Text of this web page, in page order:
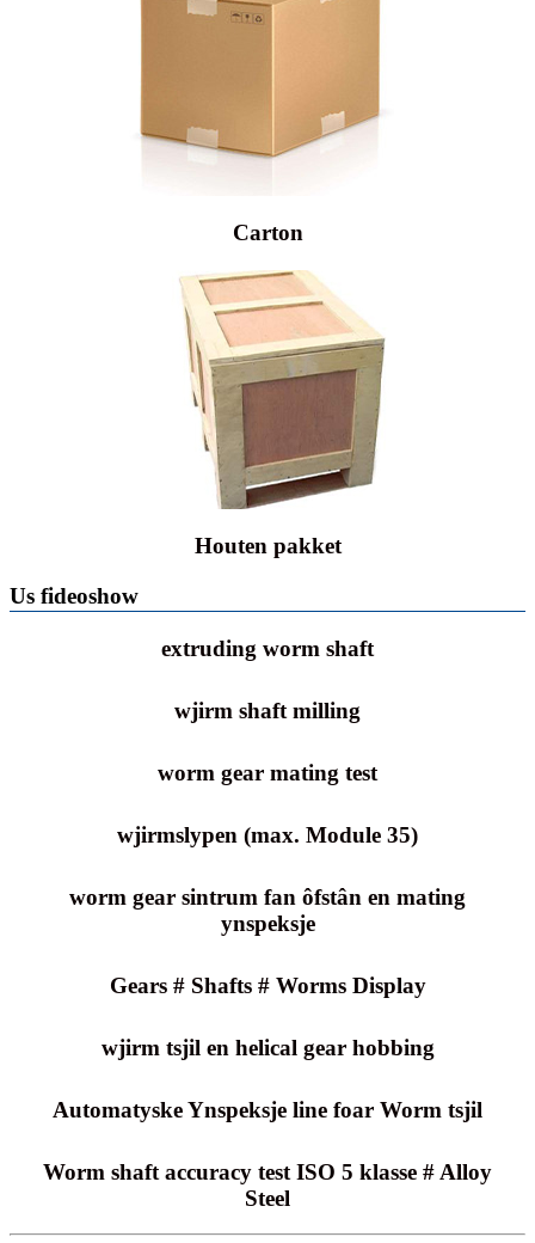
Carton
Houten pakket
Us fideoshow
extruding worm shaft
wjirm shaft milling
worm gear mating test
wjirmslypen (max. Module 35)
worm gear sintrum fan ôfstân en mating
ynspeksje
Gears # Shafts # Worms Display
wjirm tsjil en helical gear hobbing
Automatyske Ynspeksje line foar Worm tsjil
Worm shaft accuracy test ISO 5 klasse # Alloy
Steel